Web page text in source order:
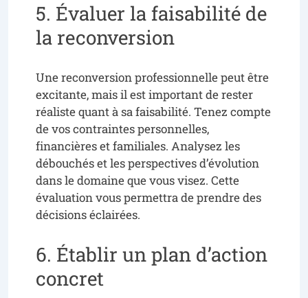
5. Évaluer la faisabilité de
la reconversion
Une reconversion professionnelle peut être
excitante, mais il est important de rester
réaliste quant à sa faisabilité. Tenez compte
de vos contraintes personnelles,
financières et familiales. Analysez les
débouchés et les perspectives d’évolution
dans le domaine que vous visez. Cette
évaluation vous permettra de prendre des
décisions éclairées.
6. Établir un plan d’action
concret